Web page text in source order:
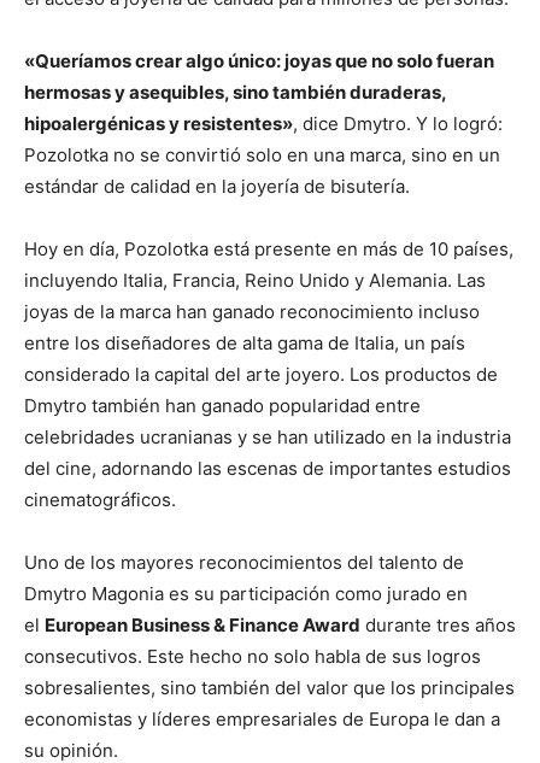
«Queríamos crear algo único: joyas que no solo fueran
hermosas y asequibles, sino también duraderas,
hipoalergénicas y resistentes», dice Dmytro. Y lo logró:
Pozolotka no se convirtió solo en una marca, sino en un
estándar de calidad en la joyería de bisutería.
Hoy en día, Pozolotka está presente en más de 10 países,
incluyendo Italia, Francia, Reino Unido y Alemania. Las
joyas de la marca han ganado reconocimiento incluso
entre los diseñadores de alta gama de Italia, un país
considerado la capital del arte joyero. Los productos de
Dmytro también han ganado popularidad entre
celebridades ucranianas y se han utilizado en la industria
del cine, adornando las escenas de importantes estudios
cinematográficos.
Uno de los mayores reconocimientos del talento de
Dmytro Magonia es su participación como jurado en
el European Business & Finance Award durante tres años
consecutivos. Este hecho no solo habla de sus logros
sobresalientes, sino también del valor que los principales
economistas y líderes empresariales de Europa le dan a
su opinión.